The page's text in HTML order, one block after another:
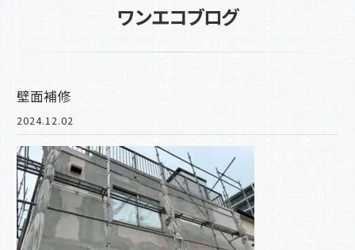
ワンエコブログ
壁面補修
2024.12.02